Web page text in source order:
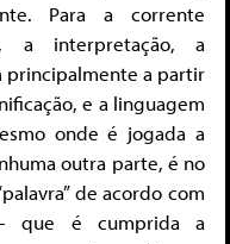
Para a corrente
a interpretação, a
a partir
e a linguagem
onde é jogada a
outra parte, é no
de acordo com
que é cumprida a